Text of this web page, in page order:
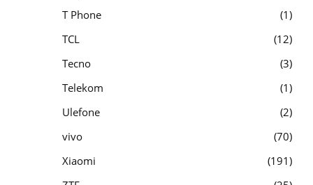
T Phone
1
TCL
12
Tecno
3
Telekom
1
Ulefone
2
vivo
70
Xiaomi
191